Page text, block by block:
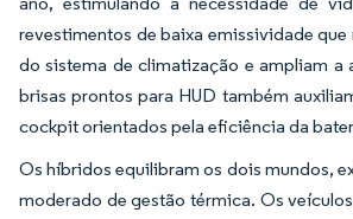
revestimentos de baixa emissividade que
do sistema de climatização e ampliam a
brisas prontos para HUD também
cockpit orientados pela eficiência da
Os híbridos equilibram os dois mundos,
moderado de gestão térmica. Os